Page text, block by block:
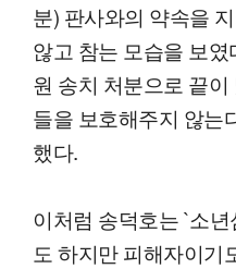
분) 판사와의 약속을
않고 참는 모습을 보
원 송치 처분으로 끝
들을 보호해주지 않는
했다.
이처럼 송덕호는 `소
도 하지만 피해자이기